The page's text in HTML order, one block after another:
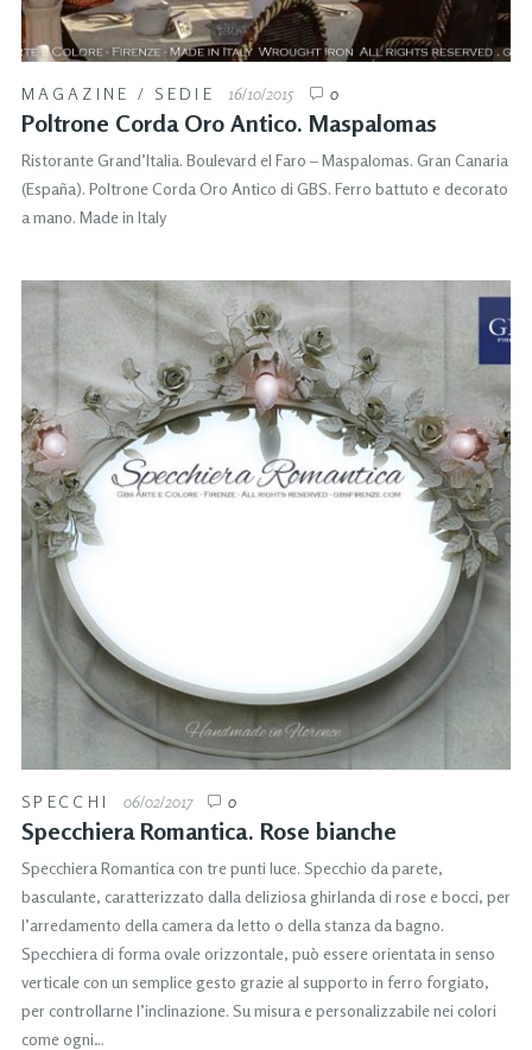
MAGAZINE / SEDIE 16/10/2015 0
Poltrone Corda Oro Antico. Maspalomas
Ristorante Grand’Italia. Boulevard el Faro – Maspalomas. Gran Canaria
(España). Poltrone Corda Oro Antico di GBS. Ferro battuto e decorato
a mano. Made in Italy
SPECCHI 06/02/2017 0
Specchiera Romantica. Rose bianche
Specchiera Romantica con tre punti luce. Specchio da parete,
basculante, caratterizzato dalla deliziosa ghirlanda di rose e bocci, per
l’arredamento della camera da letto o della stanza da bagno.
Specchiera di forma ovale orizzontale, può essere orientata in senso
verticale con un semplice gesto grazie al supporto in ferro forgiato,
per controllarne l’inclinazione. Su misura e personalizzabile nei colori
come ogni…